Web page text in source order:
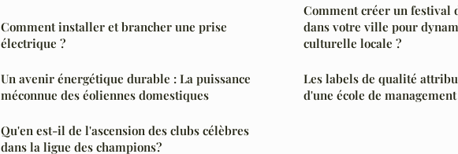
Comment installer et brancher une prise
électrique ?
Un avenir énergétique durable : La puissance
méconnue des éoliennes domestiques
Qu'en est-il de l'ascension des clubs célèbres
dans la ligue des champions?
Comment créer un festival
dans votre ville pour
culturelle locale ?
Les labels de qualité
d'une école de management